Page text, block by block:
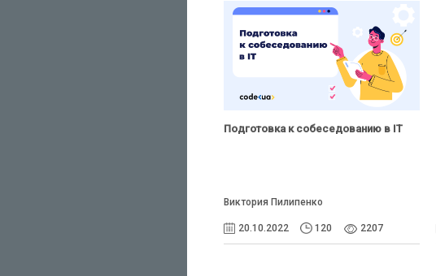
Подготовка к собеседованию в IT
Виктория Пилипенко
20.10.2022 120 2207